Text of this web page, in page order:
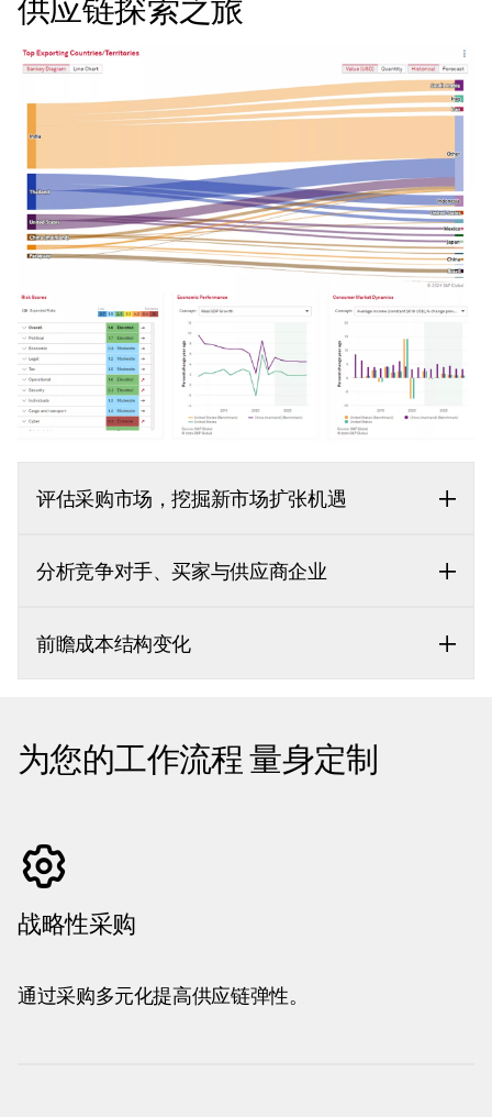
供应链探索之旅
评估采购市场，挖掘新市场扩张机遇
分析竞争对手、买家与供应商企业
前瞻成本结构变化
为您的工作流程 量身定制
战略性采购
通过采购多元化提高供应链弹性。